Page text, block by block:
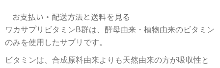
お支払い・配送方法と送料を見る
ワカサプリビタミンB群は、酵母由来・植物由来のビタミン
のみを使用したサプリです。
ビタミンは、合成原料由来よりも天然由来の方が吸収性と